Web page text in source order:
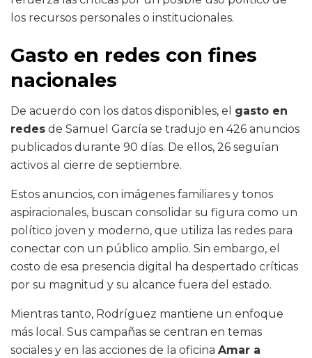
los recursos personales o institucionales.
Gasto en redes con fines
nacionales
De acuerdo con los datos disponibles, el gasto en
redes de Samuel García se tradujo en 426 anuncios
publicados durante 90 días. De ellos, 26 seguían
activos al cierre de septiembre.
Estos anuncios, con imágenes familiares y tonos
aspiracionales, buscan consolidar su figura como un
político joven y moderno, que utiliza las redes para
conectar con un público amplio. Sin embargo, el
costo de esa presencia digital ha despertado críticas
por su magnitud y su alcance fuera del estado.
Mientras tanto, Rodríguez mantiene un enfoque
más local. Sus campañas se centran en temas
sociales y en las acciones de la oficina Amar a